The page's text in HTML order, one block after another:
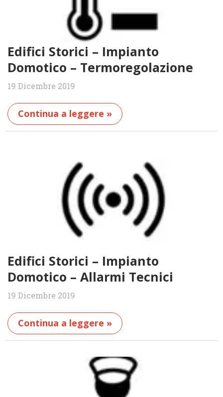
Edifici Storici – Impianto
Domotico – Termoregolazione
19 Dicembre 2019
Continua a leggere »
Edifici Storici – Impianto
Domotico – Allarmi Tecnici
19 Dicembre 2019
Continua a leggere »